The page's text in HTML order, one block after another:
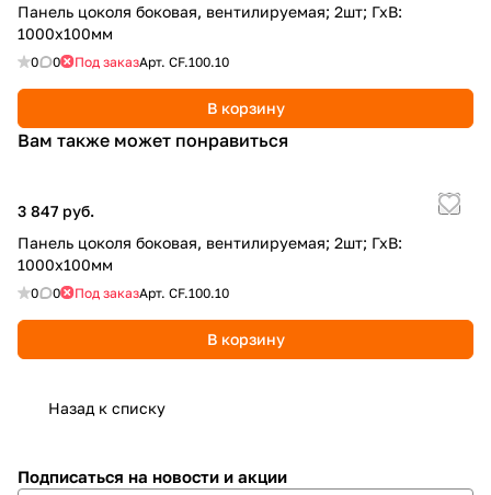
Панель цоколя боковая, вентилируемая; 2шт; ГхВ:
1000х100мм
0 0 Под заказАрт. CF.100.10
В корзину
Вам также может понравиться
3 847 руб.
Панель цоколя боковая, вентилируемая; 2шт; ГхВ:
1000х100мм
0 0 Под заказАрт. CF.100.10
В корзину
Назад к списку
Подписаться на новости и акции